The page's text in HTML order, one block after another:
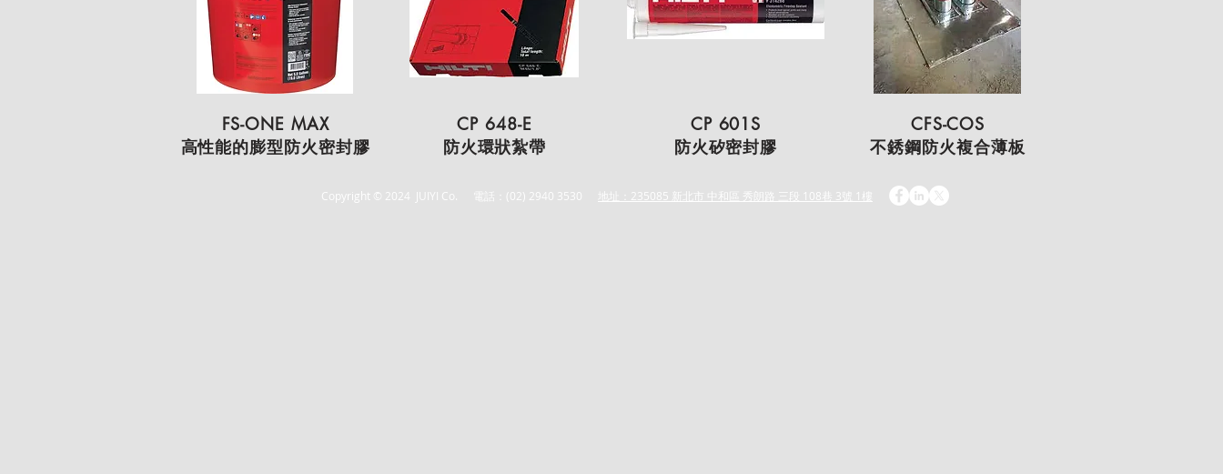
FS-ONE MAX
高性能的膨型防火密封膠
CP 648-E
防火環狀紮帶
CP 601S
防火矽密封膠
CFS-COS
不銹鋼防火複合薄板
Copyright © 2024 JUIYI Co. 電話：(02) 2940 3530 地址：235085 新北市 中和區 秀朗路 三段 108巷 3號 1樓